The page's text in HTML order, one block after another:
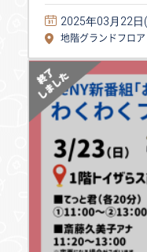
2025年03月22
地階グランドフロア